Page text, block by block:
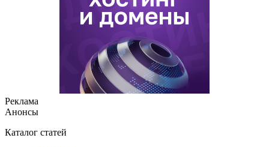
Реклама
Анонсы
Каталог статей